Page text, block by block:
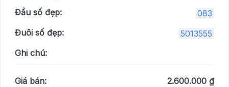
Đầu số đẹp:
083
Đuôi số đẹp:
5013555
Ghi chú:
Giá bán: 2.600.000 ₫